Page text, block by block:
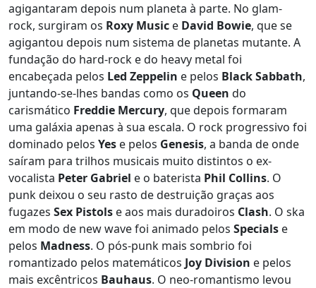
agigantaram depois num planeta à parte. No glam-
rock, surgiram os Roxy Music e David Bowie, que se
agigantou depois num sistema de planetas mutante. A
fundação do hard-rock e do heavy metal foi
encabeçada pelos Led Zeppelin e pelos Black Sabbath,
juntando-se-lhes bandas como os Queen do
carismático Freddie Mercury, que depois formaram
uma galáxia apenas à sua escala. O rock progressivo foi
dominado pelos Yes e pelos Genesis, a banda de onde
saíram para trilhos musicais muito distintos o ex-
vocalista Peter Gabriel e o baterista Phil Collins. O
punk deixou o seu rasto de destruição graças aos
fugazes Sex Pistols e aos mais duradoiros Clash. O ska
em modo de new wave foi animado pelos Specials e
pelos Madness. O pós-punk mais sombrio foi
romantizado pelos matemáticos Joy Division e pelos
mais excêntricos Bauhaus. O neo-romantismo levou